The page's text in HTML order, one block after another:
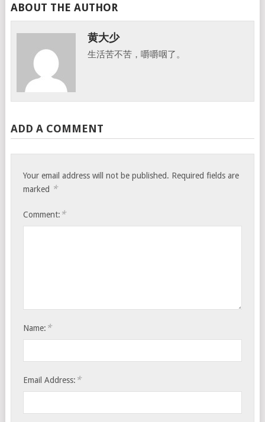
ABOUT THE AUTHOR
黄大少
生活苦不苦，嚼嚼咽了。
ADD A COMMENT
Your email address will not be published. Required fields are
marked *
Comment: *
Name: *
Email Address: *